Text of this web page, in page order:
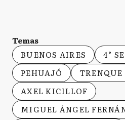
Temas
BUENOS AIRES
4°
PEHUAJÓ
AXEL KICILLOF
MIGUEL ÁNGEL